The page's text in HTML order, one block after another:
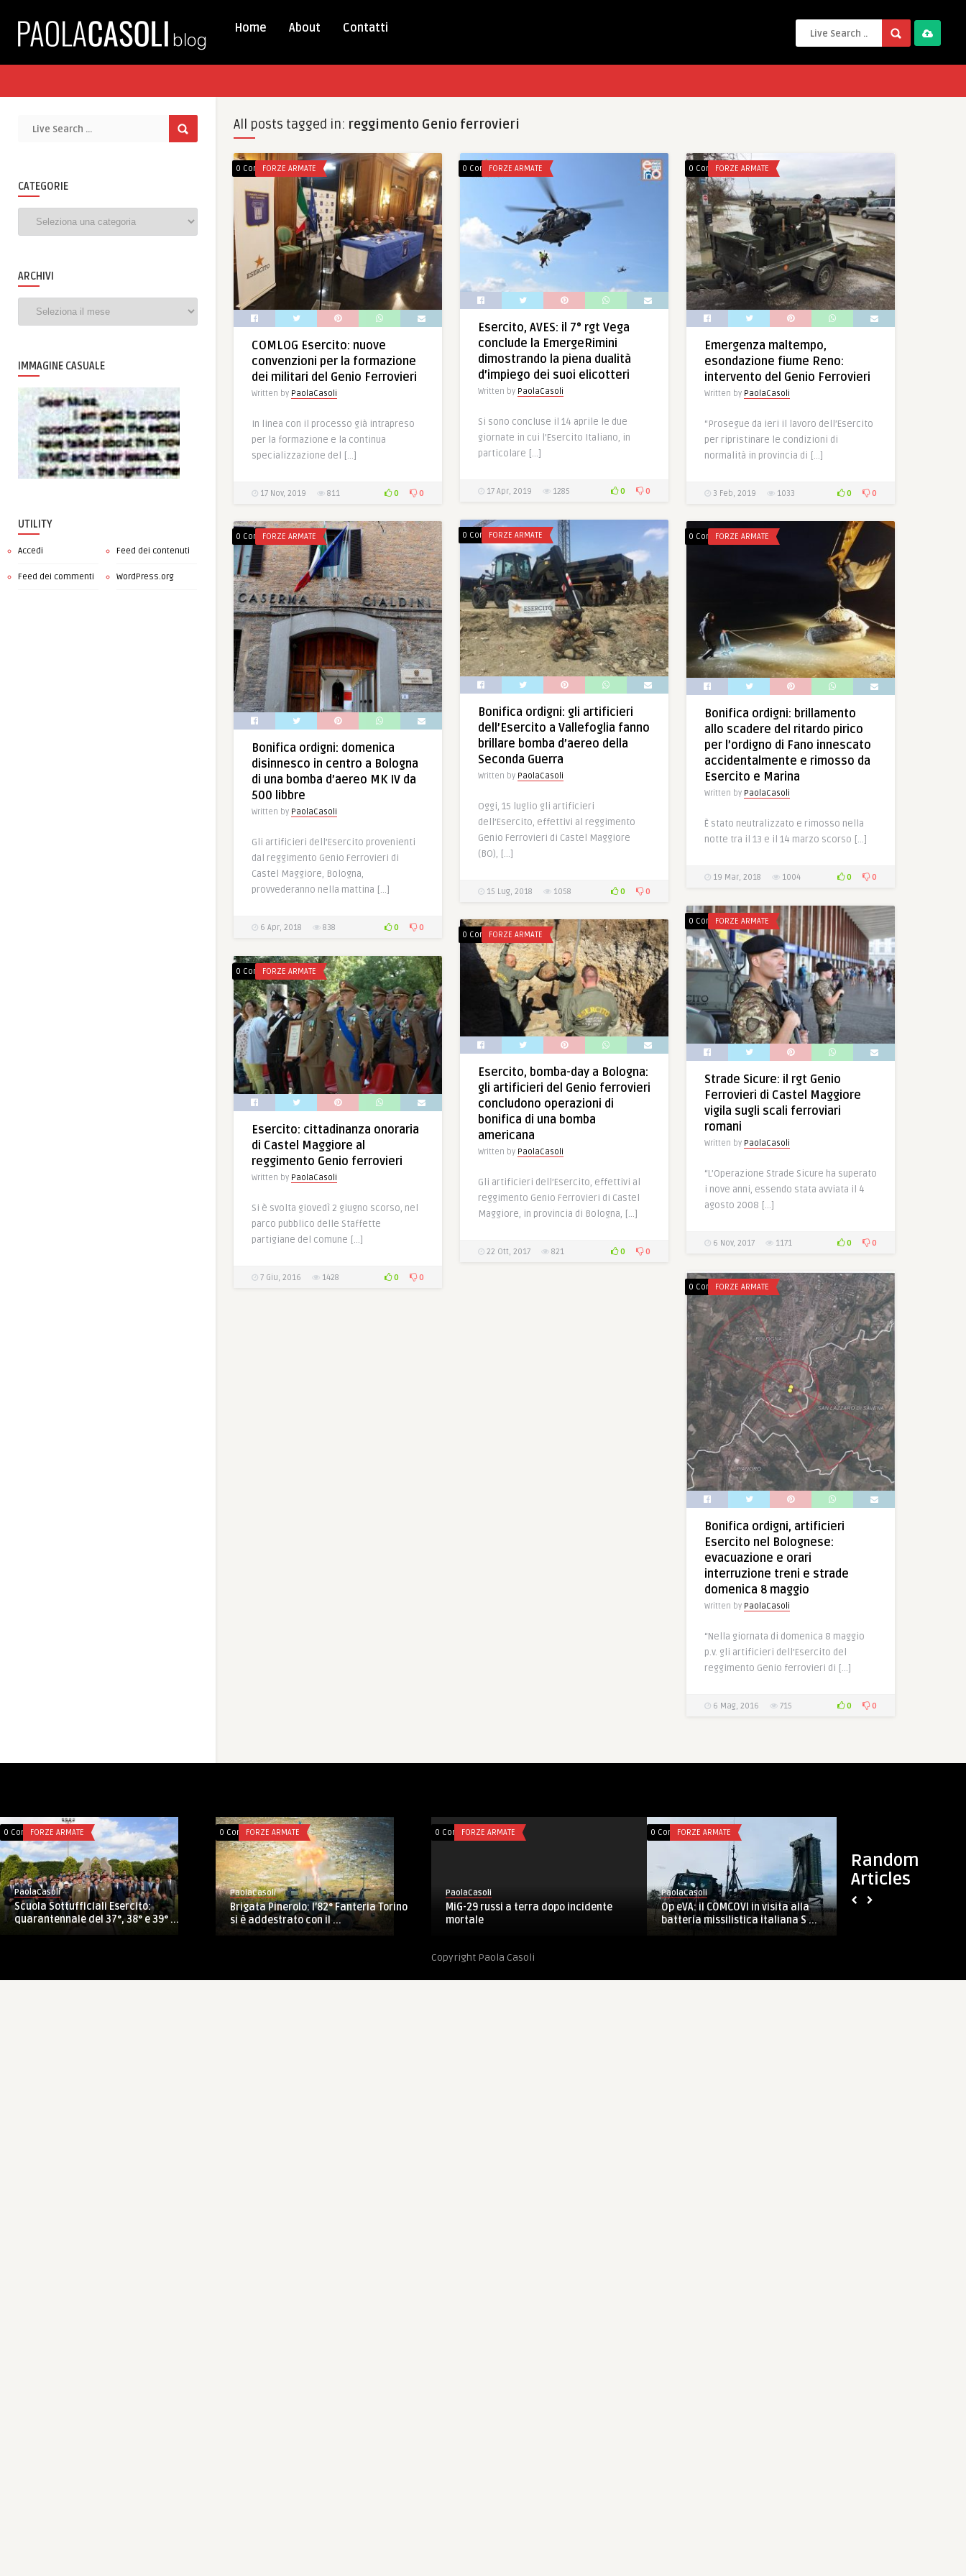
Home About Contatti
CATEGORIE
ARCHIVI
IMMAGINE CASUALE
UTILITY
Accedi Feed dei contenuti
Feed dei commenti WordPress.org
All posts tagged in: reggimento Genio ferrovieri
0 CommentsFORZE ARMATE
COMLOG Esercito: nuove
convenzioni per la formazione
dei militari del Genio Ferrovieri
Written by PaolaCasoli
In linea con il processo già intrapreso
per la formazione e la continua
specializzazione del […]
17 Nov, 2019 811 0 0
0 CommentsFORZE ARMATE
Esercito, AVES: il 7° rgt Vega
conclude la EmergeRimini
dimostrando la piena dualità
d’impiego dei suoi elicotteri
Written by PaolaCasoli
Si sono concluse il 14 aprile le due
giornate in cui l’Esercito Italiano, in
particolare […]
17 Apr, 2019 1285 0 0
0 CommentsFORZE ARMATE
Emergenza maltempo,
esondazione fiume Reno:
intervento del Genio Ferrovieri
Written by PaolaCasoli
“Prosegue da ieri il lavoro dell’Esercito
per ripristinare le condizioni di
normalità in provincia di […]
3 Feb, 2019 1033 0 0
0 CommentsFORZE ARMATE
Bonifica ordigni: gli artificieri
dell’Esercito a Vallefoglia fanno
brillare bomba d’aereo della
Seconda Guerra
Written by PaolaCasoli
Oggi, 15 luglio gli artificieri
dell’Esercito, effettivi al reggimento
Genio Ferrovieri di Castel Maggiore
(BO), […]
15 Lug, 2018 1058 0 0
0 CommentsFORZE ARMATE
Bonifica ordigni: domenica
disinnesco in centro a Bologna
di una bomba d’aereo MK IV da
500 libbre
Written by PaolaCasoli
Gli artificieri dell’Esercito provenienti
dal reggimento Genio Ferrovieri di
Castel Maggiore, Bologna,
provvederanno nella mattina […]
6 Apr, 2018 838 0 0
0 CommentsFORZE ARMATE
Bonifica ordigni: brillamento
allo scadere del ritardo pirico
per l’ordigno di Fano innescato
accidentalmente e rimosso da
Esercito e Marina
Written by PaolaCasoli
È stato neutralizzato e rimosso nella
notte tra il 13 e il 14 marzo scorso […]
19 Mar, 2018 1004 0 0
0 CommentsFORZE ARMATE
Strade Sicure: il rgt Genio
Ferrovieri di Castel Maggiore
vigila sugli scali ferroviari
romani
Written by PaolaCasoli
“L’Operazione Strade Sicure ha superato
i nove anni, essendo stata avviata il 4
agosto 2008 […]
6 Nov, 2017 1171 0 0
0 CommentsFORZE ARMATE
Esercito, bomba-day a Bologna:
gli artificieri del Genio ferrovieri
concludono operazioni di
bonifica di una bomba
americana
Written by PaolaCasoli
Gli artificieri dell’Esercito, effettivi al
reggimento Genio Ferrovieri di Castel
Maggiore, in provincia di Bologna, […]
22 Ott, 2017 821 0 0
0 CommentsFORZE ARMATE
Esercito: cittadinanza onoraria
di Castel Maggiore al
reggimento Genio ferrovieri
Written by PaolaCasoli
Si è svolta giovedì 2 giugno scorso, nel
parco pubblico delle Staffette
partigiane del comune […]
7 Giu, 2016 1428 0 0
0 CommentsFORZE ARMATE
Bonifica ordigni, artificieri
Esercito nel Bolognese:
evacuazione e orari
interruzione treni e strade
domenica 8 maggio
Written by PaolaCasoli
“Nella giornata di domenica 8 maggio
p.v. gli artificieri dell’Esercito del
reggimento Genio ferrovieri di […]
6 Mag, 2016 715 0 0
Random
Articles
incidente
0 CommentsFORZE ARMATE
PaolaCasoli
Op eVA: il COMCOVI in visita alla
batteria missilistica italiana S ...
0 CommentsFORZE ARMATE
PaolaCasoli
Difesa, il gen Graziano a Varsavia alla
sua ultima riunione NATO c ...
Buon 2019!
FORZE ARMATE
PaolaCasoli
Difesa: alla 24esima edizione di
Job&Orienta 2014 il tema è ...
Copyright Paola Casoli